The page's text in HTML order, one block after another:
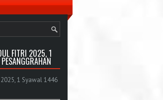
FITRI 2025, 1
1 Syawal 1446